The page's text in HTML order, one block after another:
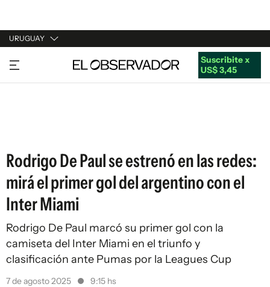
URUGUAY
URUGUAY
ARGENTINA
Suscribite x
US$ 3,45
Rodrigo De Paul se estrenó en las redes:
mirá el primer gol del argentino con el
Inter Miami
Rodrigo De Paul marcó su primer gol con la
camiseta del Inter Miami en el triunfo y
clasificación ante Pumas por la Leagues Cup
7 de agosto 2025 9:15 hs